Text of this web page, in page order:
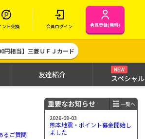
ント交換 会員ログイン 会員登録(無料)
円相当】三菱ＵＦＪカード
友達紹介
NEW
スペシャル
るご質問
重要なお知らせ
一覧へ
2026-08-03
熊本地震・ポイント募金開始し
ました